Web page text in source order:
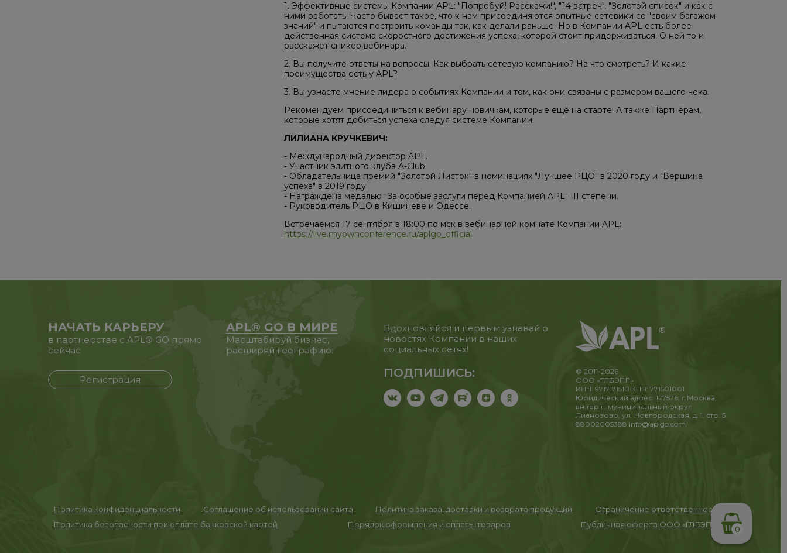
1. Эффективные системы Компании APL: "Попробуй! Расскажи!", "14 встреч", "Золотой список" и как с
ними работать. Часто бывает такое, что к нам присоединяются опытные сетевики со "своим багажом
знаний" и пытаются построить команды так, как делали раньше. Но в Компании APL есть более
действенная система скоростного достижения успеха, которой стоит придерживаться. О ней то и
расскажет спикер вебинара.
2. Вы получите ответы на вопросы. Как выбрать сетевую компанию? На что смотреть? И какие
преимущества есть у APL?
3. Вы узнаете мнение лидера о событиях Компании и том, как они связаны с размером вашего чека.
Рекомендуем присоединиться к вебинару новичкам, которые ещё на старте. А также Партнёрам,
которые хотят добиться успеха следуя системе Компании.
ЛИЛИАНА КРУЧКЕВИЧ:
- Международный директор APL.
- Участник элитного клуба A-Club.
- Обладательница премий "Золотой Листок" в номинациях "Лучшее РЦО" в 2020 году и "Вершина
успеха" в 2019 году.
- Награждена медалью "За особые заслуги перед Компанией APL" III степени.
- Руководитель РЦО в Кишиневе и Одессе.
Встречаемся 17 сентября в 18:00 по мск в вебинарной комнате Компании APL:
https://live.myownconference.ru/aplgo_official
НАЧАТЬ КАРЬЕРУ
в партнерстве с APL® GO прямо
сейчас
Регистрация
APL® GO В МИРЕ
Масштабируй бизнес,
расширяй географию.
Вдохновляйся и первым узнавай о
новостях Компании в наших
социальных сетях!
ПОДПИШИСЬ:
© 2011-2026
ООО «ГЛБЭПЛ»
ИНН: 9717171510 КПП: 771501001
Юридический адрес: 127576, г.Москва,
вн.тер.г. муниципальный округ
Лианозово, ул. Новгородская, д. 1, стр. 5
88002005388 info@aplgo.com
Политика конфиденциальности Соглашение об использовании сайта Политика заказа, доставки и возврата продукции
Ограничение ответственности
Политика безопасности при оплате банковской картой
Порядок оформления и оплаты товаров Публичная оферта ООО «ГЛБЭПЛ» 0